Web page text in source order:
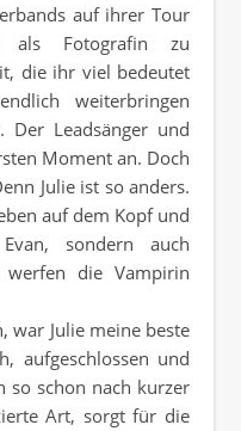
auf ihrer Tour
als Fotografin zu
die ihr viel bedeutet
weiterbringen
Der Leadsänger und
Moment an. Doch
Julie ist so anders.
auf dem Kopf und
sondern auch
werfen die Vampirin
war Julie meine beste
aufgeschlossen und
so schon nach kurzer
Art, sorgt für die